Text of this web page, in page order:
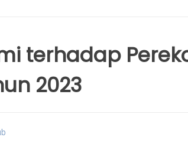
terhadap
2023